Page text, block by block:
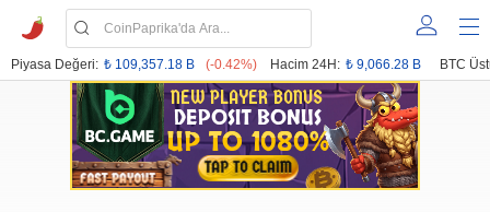
Piyasa Değeri: ₺ 109,357.18 B (-0.42%) Hacim 24H: ₺ 9,066.28 B BTC